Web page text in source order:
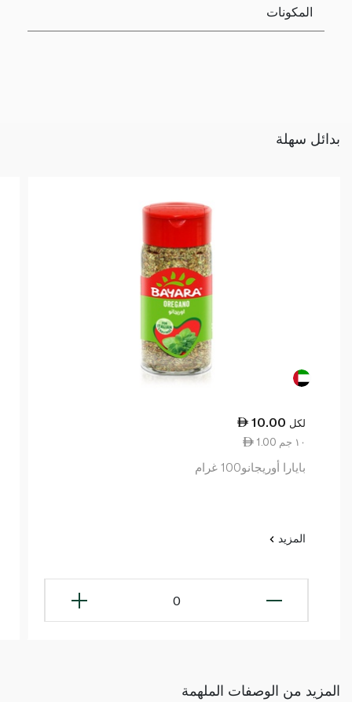
المكونات
بدائل سهلة
10.00 لكل
1.00 ١٠ جم
بايارا أوريجانو100 غرام
المزيد
0
المزيد من الوصفات الملهمة